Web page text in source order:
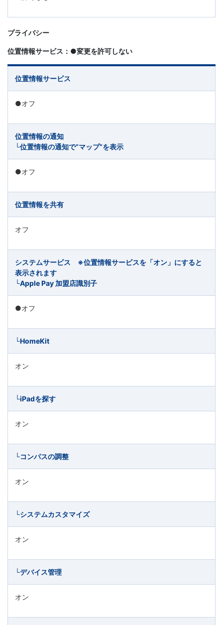
プライバシー
位置情報サービス：●変更を許可しない
位置情報サービス
●オフ
位置情報の通知
└位置情報の通知で”マップ”を表示
●オフ
位置情報を共有
オフ
システムサービス ※位置情報サービスを「オン」にすると
表示されます
└Apple Pay 加盟店識別子
●オフ
└HomeKit
オン
└iPadを探す
オン
└コンパスの調整
オン
└システムカスタマイズ
オン
└デバイス管理
オン